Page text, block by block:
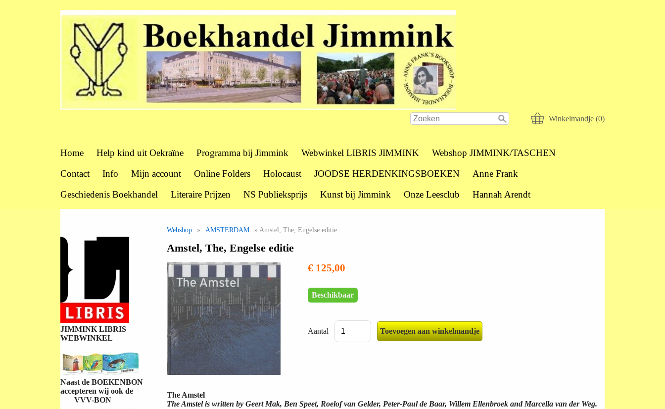
Winkelmandje (0)
Home Help kind uit Oekraïne Programma bij Jimmink Webwinkel LIBRIS JIMMINK
Webshop JIMMINK/TASCHEN
Contact
Info Mijn account Online Folders Holocaust JOODSE HERDENKINGSBOEKEN
Anne Frank
Geschiedenis Boekhandel
Literaire Prijzen NS Publieksprijs Kunst bij Jimmink Onze Leesclub Hannah Arendt
JIMMINK LIBRIS
WEBWINKEL
Naast de BOEKENBON
accepteren wij ook de
VVV-BON
Webshop » AMSTERDAM » Amstel, The, Engelse editie
Amstel, The, Engelse editie
€ 125,00
Beschikbaar
Aantal
The Amstel
The Amstel is written by Geert Mak, Ben Speet, Roelof van Gelder, Peter-Paul de Baar, Willem Ellenbroek and Marcella van der Weg.